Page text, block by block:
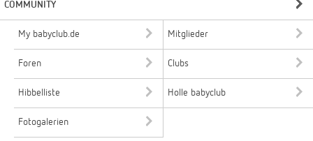
COMMUNITY
My babyclub.de Mitglieder
Foren Clubs
Hibbelliste Holle babyclub
Fotogalerien